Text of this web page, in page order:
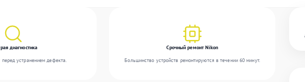
диагностика
устранением дефекта.
Срочный ремонт Nikon
Большинство устройств ремонтируются в течении 60 минут.